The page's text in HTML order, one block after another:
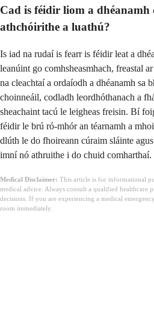
Cad is féidir liom a dhéanamh
athchóirithe a luathú?
Is iad na rudaí is fearr is féidir leat a
leanúint go comhsheasmhach, freastal
na cleachtaí a ordaíodh a dhéanamh sa
choinneáil, codladh leordhóthanach a
sheachaint tacú le leigheas freisin. Bí
féidir le brú ró-mhór an téarnamh a
dlúth le do fhoireann cúraim sláinte
imní nó athruithe i do chuid comharthaí.
Medical Disclaimer: This article is for informational
medical advice. Always consult a qualified healthcare
decisions. If you are experiencing a medical
room immediately.